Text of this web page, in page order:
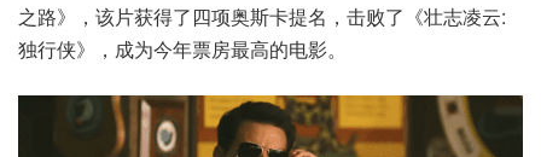
之路》，该片获得了四项奥斯卡提名，击败了《壮志凌云:
独行侠》，成为今年票房最高的电影。